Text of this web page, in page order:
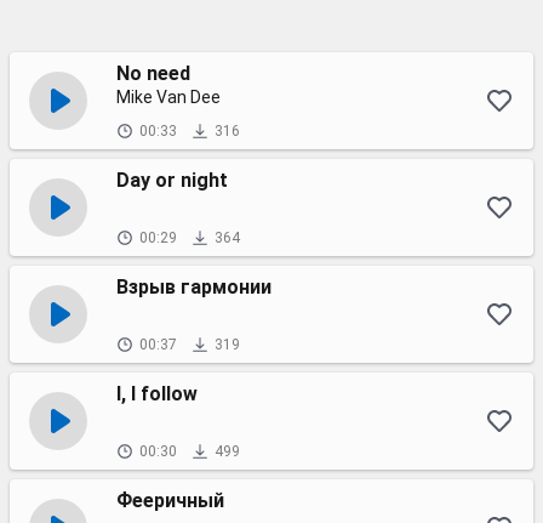
No need
Mike Van Dee
00:33 316
Day or night
00:29 364
Взрыв гармонии
00:37 319
I, I follow
00:30 499
Фееричный